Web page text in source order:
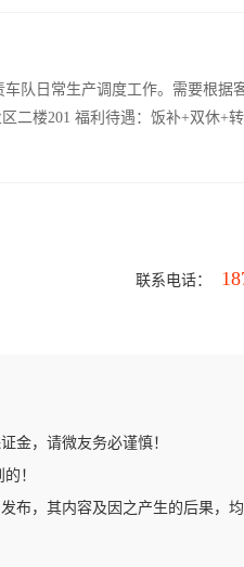
队日常生产调度工作。需要根
二楼201 福利待遇：饭补+双休+
联系电话：
金，请微友务必谨慎！
！
布，其内容及因之产生的后果，